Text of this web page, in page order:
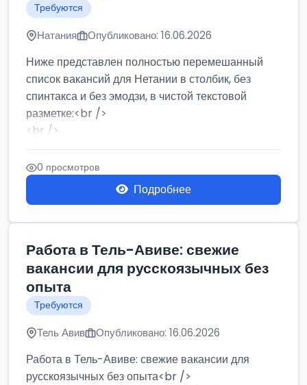
Требуются
Натания Опубликовано: 16.06.2026
Ниже представлен полностью перемешанный
список вакансий для Нетании в столбик, без
спинтакса и без эмодзи, в чистой текстовой
разметке:<br />
<br />
Работа в Нетании на мебельном производстве:
требу...
0 просмотров
Подробнее
Работа в Тель-Авиве: свежие
вакансии для русскоязычных без
опыта
Требуются
Тель Авив Опубликовано: 16.06.2026
Работа в Тель-Авиве: свежие вакансии для
русскоязычных без опыта<br />